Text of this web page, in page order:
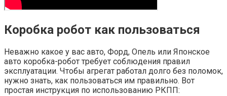
Коробка робот как пользоваться
Неважно какое у вас авто, Форд, Опель или Японское
авто коробка-робот требует соблюдения правил
эксплуатации. Чтобы агрегат работал долго без поломок,
нужно знать, как пользоваться им правильно. Вот
простая инструкция по использованию РКПП: